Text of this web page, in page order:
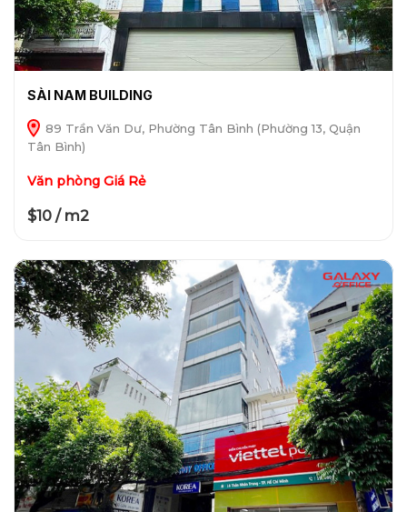
SÀI NAM BUILDING
89 Trần Văn Dư, Phường Tân Bình (Phường 13, Quận
Tân Bình)
Văn phòng Giá Rẻ
$10 / m2